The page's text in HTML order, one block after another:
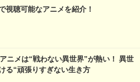
視聴可能なアニメを紹介！
ニメは“戦わない異世界”が熱い！ 異世
る“頑張りすぎない生き方